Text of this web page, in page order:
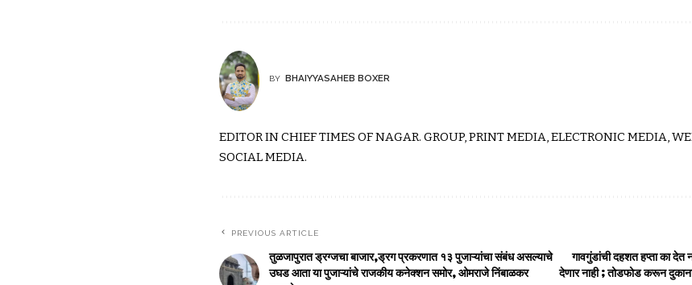
BY BHAIYYASAHEB BOXER
EDITOR IN CHIEF TIMES OF NAGAR. GROUP, PRINT MEDIA, ELECTRONIC MEDIA,
SOCIAL MEDIA.
PREVIOUS ARTICLE
तुळजापुरात ड्रग्जचा बाजार,ड्रग प्रकरणात १३ पुजाऱ्यांचा संबंध असल्याचे
उघड आता या पुजाऱ्यांचे राजकीय कनेक्शन समोर, ओमराजे निंबाळकर
गावगुंडांची दहशत हप्ता का देत
देणार नाही ; तोडफोड करून